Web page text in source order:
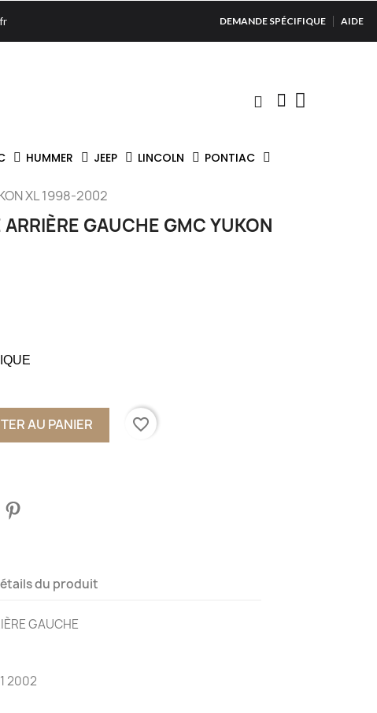
DEMANDE SPÉCIFIQUE AIDE
HUMMER JEEP LINCOLN PONTIAC
XL 1998-2002
GAUCHE GMC YUKON
AU PANIER favorite_border
du produit
GAUCHE
2002